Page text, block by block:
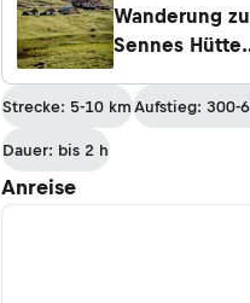
Wanderung zu
Sennes Hütte
Pederü (St.
in Enneberg)
Strecke: 5-10 km Aufstieg: 300-
Dauer: bis 2 h
Anreise